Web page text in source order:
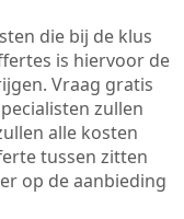
die bij de klus
is hiervoor de
Vraag gratis
zullen
alle kosten
tussen zitten
op de aanbieding